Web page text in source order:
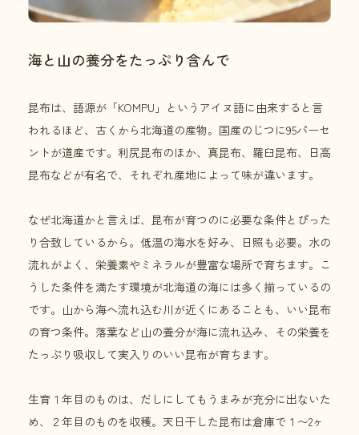
海と山の養分をたっぷり含んで
昆布は、語源が「KOMPU」というアイヌ語に由来すると言
われるほど、古くから北海道の産物。国産のじつに95パーセ
ントが道産です。利尻昆布のほか、真昆布、羅臼昆布、日高
昆布などが有名で、それぞれ産地によって味が違います。
なぜ北海道かと言えば、昆布が育つのに必要な条件とぴった
り合致しているから。低温の海水を好み、日照も必要。水の
流れがよく、栄養素やミネラルが豊富な場所で育ちます。こ
うした条件を満たす環境が北海道の海には多く揃っているの
です。山から海へ流れ込む川が近くにあることも、いい昆布
の育つ条件。落葉など山の養分が海に流れ込み、その栄養を
たっぷり吸収して実入りのいい昆布が育ちます。
生育１年目のものは、だしにしてもうまみが充分に出ないた
め、２年目のものを収穫。天日干した昆布は倉庫で１〜2ヶ